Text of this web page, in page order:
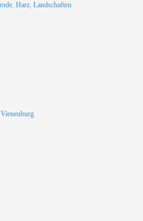
,Harz,Landschaften
Vienenburg